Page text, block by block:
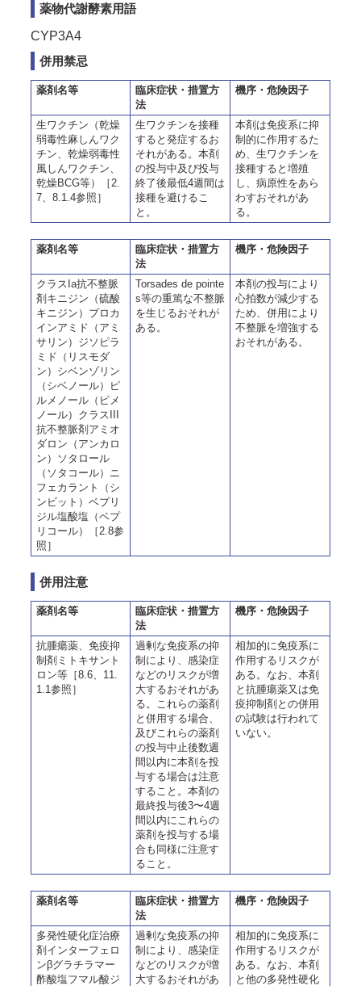
薬物代謝酵素用語
CYP3A4
併用禁忌
薬剤名等
臨床症状・措置方
法
機序・危険因子
生ワクチン（乾燥
弱毒性麻しんワク
チン、乾燥弱毒性
風しんワクチン、
乾燥BCG等）［2.
7、8.1.4参照］
生ワクチンを接種
すると発症するお
それがある。本剤
の投与中及び投与
終了後最低4週間は
接種を避けるこ
と。
本剤は免疫系に抑
制的に作用するた
め、生ワクチンを
接種すると増殖
し、病原性をあら
わすおそれがあ
る。
薬剤名等
臨床症状・措置方
法
機序・危険因子
クラスIa抗不整脈
剤キニジン（硫酸
キニジン）プロカ
インアミド（アミ
サリン）ジソピラ
ミド（リスモダ
ン）シベンゾリン
（シベノール）ピ
ルメノール（ピメ
ノール）クラスIII
抗不整脈剤アミオ
ダロン（アンカロ
ン）ソタロール
（ソタコール）ニ
フェカラント（シ
ンビット）ベプリ
ジル塩酸塩（ベプ
リコール）［2.8参
照］
Torsades de pointe
s等の重篤な不整脈
を生じるおそれが
ある。
本剤の投与により
心拍数が減少する
ため、併用により
不整脈を増強する
おそれがある。
併用注意
薬剤名等
臨床症状・措置方
法
機序・危険因子
抗腫瘍薬、免疫抑
制剤ミトキサント
ロン等［8.6、11.
1.1参照］
過剰な免疫系の抑
制により、感染症
などのリスクが増
大するおそれがあ
る。これらの薬剤
と併用する場合、
及びこれらの薬剤
の投与中止後数週
間以内に本剤を投
与する場合は注意
すること。本剤の
最終投与後3〜4週
間以内にこれらの
薬剤を投与する場
合も同様に注意す
ること。
相加的に免疫系に
作用するリスクが
ある。なお、本剤
と抗腫瘍薬又は免
疫抑制剤との併用
の試験は行われて
いない。
薬剤名等
臨床症状・措置方
法
機序・危険因子
多発性硬化症治療
剤インターフェロ
ンβグラチラマー
酢酸塩フマル酸ジ
過剰な免疫系の抑
制により、感染症
などのリスクが増
大するおそれがあ
相加的に免疫系に
作用するリスクが
ある。なお、本剤
と他の多発性硬化